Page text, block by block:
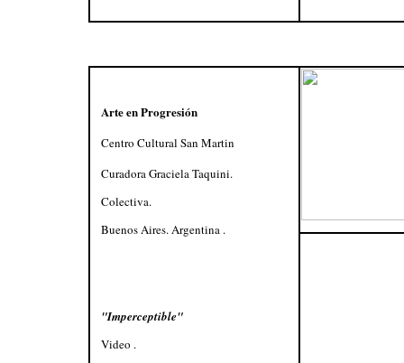
Arte en Progresión
Centro Cultural San Martin
Curadora Graciela Taquini.
Colectiva.
Buenos Aires. Argentina .
"Imperceptible"
Video .